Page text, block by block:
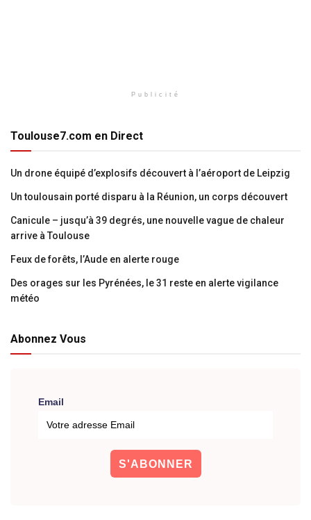
Publicité
Toulouse7.com en Direct
Un drone équipé d’explosifs découvert à l’aéroport de Leipzig
Un toulousain porté disparu à la Réunion, un corps découvert
Canicule – jusqu’à 39 degrés, une nouvelle vague de chaleur
arrive à Toulouse
Feux de forêts, l’Aude en alerte rouge
Des orages sur les Pyrénées, le 31 reste en alerte vigilance
météo
Abonnez Vous
Email